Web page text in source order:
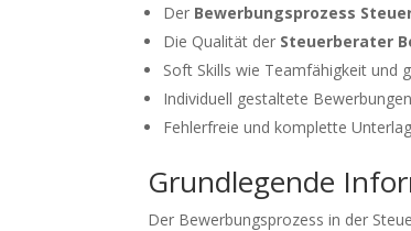
Der Bewerbungsprozess
Die Qualität der Steuerberater
Soft Skills wie Teamfähigkeit und
Individuell gestaltete
Fehlerfreie und komplette
Grundlegende
Der Bewerbungsprozess in der